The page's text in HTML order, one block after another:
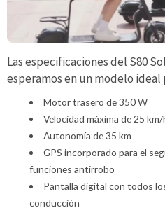
Las especificaciones del S80
esperamos en un modelo ideal
Motor trasero de 350 W
Velocidad máxima de 25 km/
Autonomía de 35 km
GPS incorporado para el
funciones antirrobo
Pantalla digital con todos
conducción